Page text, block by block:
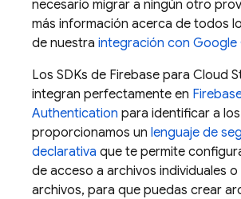
necesario migrar a ningún otro
más información acerca de todos
de nuestra integración con Google
Los SDKs de Firebase para Cloud
integran perfectamente en
Authentication para identificar a
proporcionamos un lenguaje de
declarativa que te permite
de acceso a archivos individuales
archivos, para que puedas crear